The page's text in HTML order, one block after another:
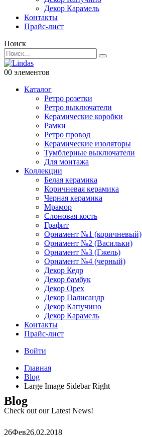
Декор Карамель
Контакты
Прайс-лист
Поиск
00 элементов
Каталог
Ретро розетки
Ретро выключатели
Керамические коробки
Рамки
Ретро провод
Керамические изоляторы
Тумблерные выключатели
Для монтажа
Коллекции
Белая керамика
Коричневая керамика
Черная керамика
Мрамор
Слоновая кость
Графит
Орнамент №1 (коричневый)
Орнамент №2 (Васильки)
Орнамент №3 (Гжель)
Орнамент №4 (черный)
Декор Кедр
Декор бамбук
Декор Орех
Декор Палисандр
Декор Капучино
Декор Карамель
Контакты
Прайс-лист
Войти
Главная
Blog
Large Image Sidebar Right
Blog
Check out our Latest News!
26Фев26.02.2018